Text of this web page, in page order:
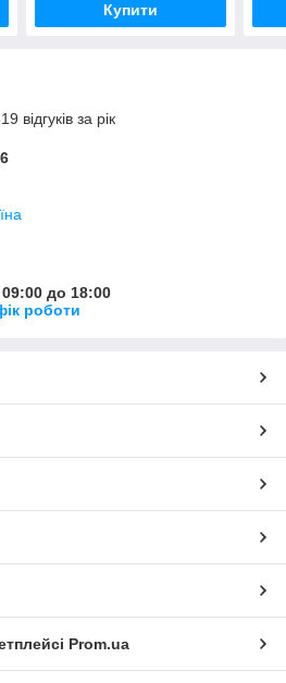
Купити
відгуків за рік
до 18:00
роботи
Prom.ua